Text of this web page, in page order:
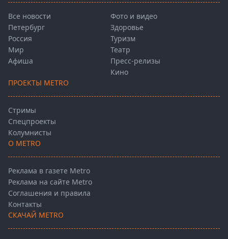
Все новости
Петербург
Россия
Мир
Афиша
Фото и видео
Здоровье
Туризм
Театр
Пресс-релизы
Кино
ПРОЕКТЫ METRO
Стримы
Спецпроекты
Колумнисты
О METRO
Реклама в газете Metro
Реклама на сайте Metro
Соглашения и правила
Контакты
СКАЧАЙ METRO